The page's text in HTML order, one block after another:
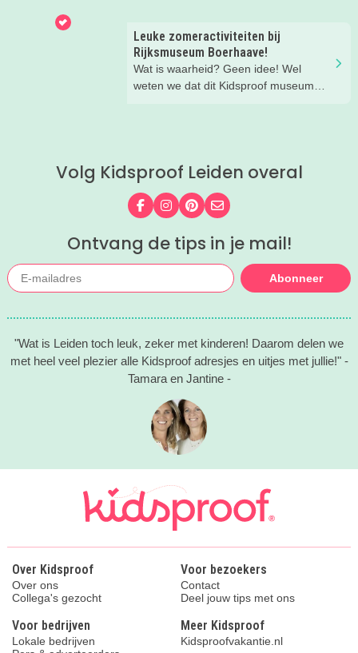
ontspannen met een lekkere lunch op
het strand en een duik in zee. Heerlijk!
Leuke zomeractiviteiten bij
Rijksmuseum Boerhaave!
Wat is waarheid? Geen idee! Wel
weten we dat dit Kidsproof museum
zomerworkshops en nog veel meer bij
Rijksmuseum Boerhaave in Leiden!
Volg Kidsproof Leiden overal
Volg ons op Facebook
Volg ons op Instagram
Volg ons op Pinterest
Mail ons
Ontvang de tips in je mail!
Abonneer
"Wat is Leiden toch leuk, zeker met kinderen! Daarom delen we
met heel veel plezier alle Kidsproof adresjes en uitjes met jullie!" -
Tamara en Jantine -
Over Kidsproof
Over ons
Collega's gezocht
Voor bezoekers
Contact
Deel jouw tips met ons
Voor bedrijven
Lokale bedrijven
Meer Kidsproof
Kidsproofvakantie.nl